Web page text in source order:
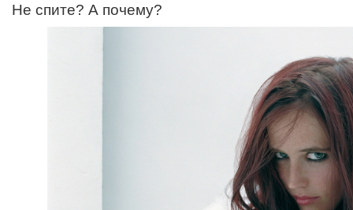
Не спите? А почему?